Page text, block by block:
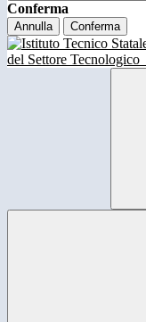
Conferma
Annulla Conferma
del Settore Tecnologico